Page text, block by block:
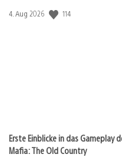
Veröffentlichungsdatum:
4. Aug 2026 114
Erste Einblicke in das Gameplay
Mafia: The Old Country